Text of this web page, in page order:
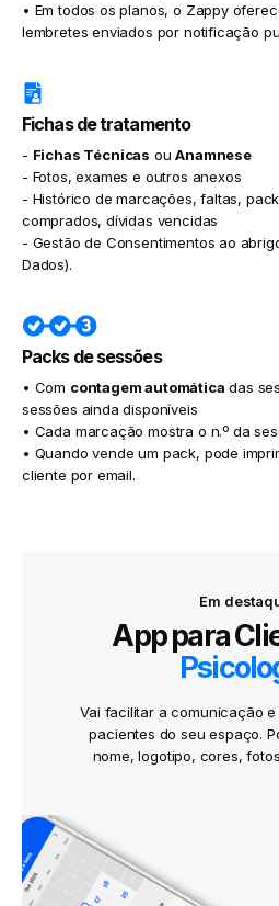
• Em todos os planos, o Zappy
lembretes enviados por notificação
Fichas de tratamento
- Fichas Técnicas ouAnamnese
- Fotos, exames e outros anexos
- Histórico de marcações, faltas,
comprados, dívidas vencidas
- Gestão de Consentimentos ao
Dados).
Packs de sessões
• Com contagem automática das
sessões ainda disponíveis
• Cada marcação mostra o n.º da
• Quando vende um pack, pode
cliente por email.
Em
App para
Vai facilitar a comunicação
pacientes do seu espaço.
nome, logotipo, cores,